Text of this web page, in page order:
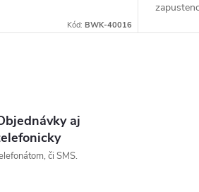
Kód: BWK-40016
aj
či SMS.